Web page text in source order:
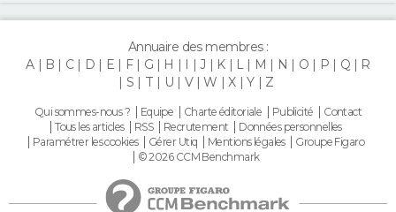
Annuaire des membres :
A
B C D E F G H I J K L M N O P Q
R
S
T U V W X Y Z
Qui sommes-nous ? Equipe Charte éditoriale Publicité
Contact
Tous les articles
RSS Recrutement
Données personnelles
Paramétrer les cookies
Gérer Utiq Mentions légales
Groupe Figaro
© 2026 CCM Benchmark